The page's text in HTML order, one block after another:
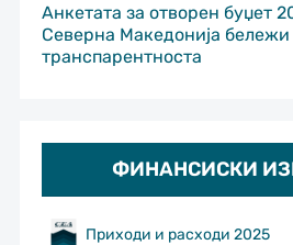
Анкетата за отворен буџет
Северна Македонија бележи
транспарентноста
ФИНАНСИСКИ
Приходи и расходи 2025